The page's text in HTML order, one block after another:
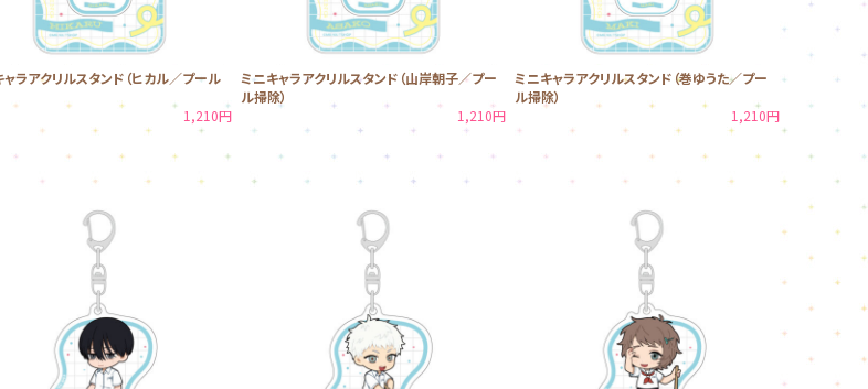
ラアクリルスタンド（ヒカル／プール
1,210円
ミニキャラアクリルスタンド（山岸朝子／プー
ル掃除）
1,210円
ミニキャラアクリルスタンド（巻ゆうた／プー
ル掃除）
1,210円